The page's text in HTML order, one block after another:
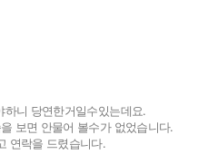
니 당연한거일수있는데요.
보면 안물어 볼수가 없었습니다.
연락을 드렸습니다.